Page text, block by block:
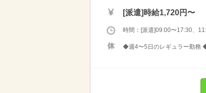
[派遣] 時給1,720円〜
時間：[派遣]09:00〜17:30、
◆週4〜5日のレギュラー勤務